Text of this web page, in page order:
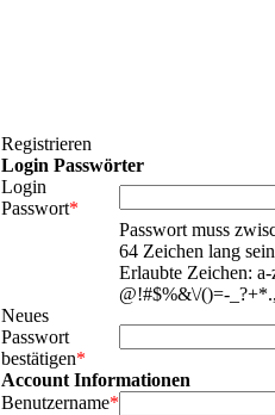
Registrieren
Login Passwörter
Login
Passwort*
Passwort muss
64 Zeichen lang
Erlaubte Zeichen:
@!#$%&\/()=-
Neues
Passwort
bestätigen*
Account Informationen
Benutzername*